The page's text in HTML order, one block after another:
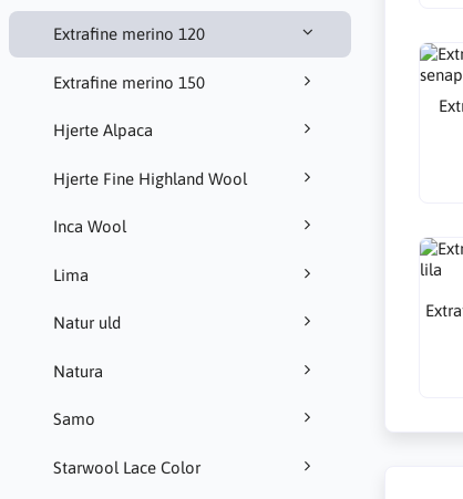
Extrafine merino 120
Extrafine merino 150
Hjerte Alpaca
Hjerte Fine Highland Wool
Inca Wool
Lima
Natur uld
Natura
Samo
Starwool Lace Color